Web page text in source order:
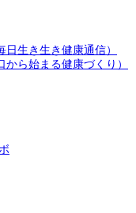
生き生き健康通信）
ら始まる健康づくり）